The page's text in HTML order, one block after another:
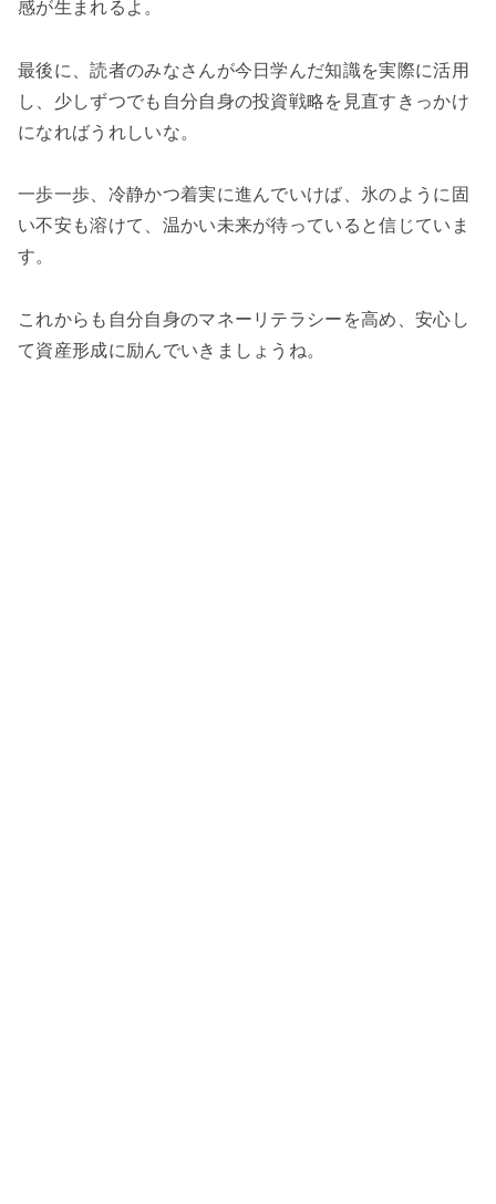
感が生まれるよ。
最後に、読者のみなさんが今日学んだ知識を実際に活用
し、少しずつでも自分自身の投資戦略を見直すきっかけ
になればうれしいな。
一歩一歩、冷静かつ着実に進んでいけば、氷のように固
い不安も溶けて、温かい未来が待っていると信じていま
す。
これからも自分自身のマネーリテラシーを高め、安心し
て資産形成に励んでいきましょうね。